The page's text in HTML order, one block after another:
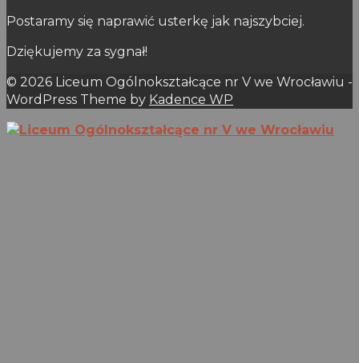
Postaramy się naprawić usterkę jak najszybciej.
Dziękujemy za sygnał!
© 2026 Liceum Ogólnokształcące nr V we Wrocławiu -
WordPress Theme by Kadence WP